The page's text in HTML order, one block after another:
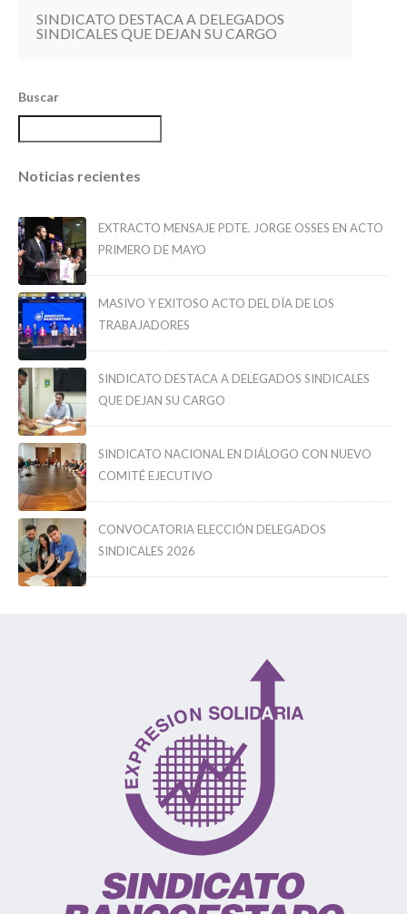
SINDICATO DESTACA A DELEGADOS
SINDICALES QUE DEJAN SU CARGO
Buscar
Noticias recientes
EXTRACTO MENSAJE PDTE. JORGE OSSES EN ACTO
PRIMERO DE MAYO
MASIVO Y EXITOSO ACTO DEL DÍA DE LOS
TRABAJADORES
SINDICATO DESTACA A DELEGADOS SINDICALES
QUE DEJAN SU CARGO
SINDICATO NACIONAL EN DIÁLOGO CON NUEVO
COMITÉ EJECUTIVO
CONVOCATORIA ELECCIÓN DELEGADOS
SINDICALES 2026